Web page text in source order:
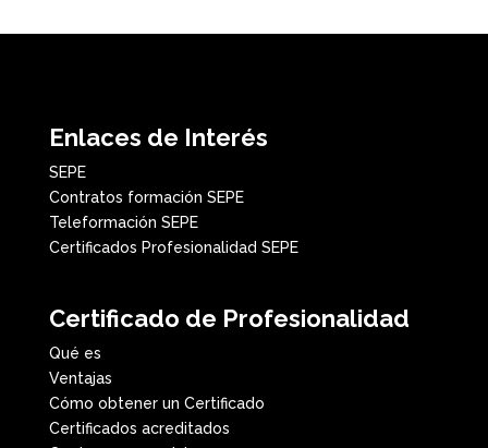
Enlaces de Interés
SEPE
Contratos formación SEPE
Teleformación SEPE
Certificados Profesionalidad SEPE
Certificado de Profesionalidad
Qué es
Ventajas
Cómo obtener un Certificado
Certificados acreditados